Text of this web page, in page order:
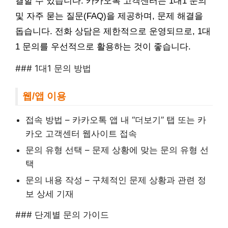
및 자주 묻는 질문(FAQ)을 제공하며, 문제 해결을
돕습니다. 전화 상담은 제한적으로 운영되므로, 1대
1 문의를 우선적으로 활용하는 것이 좋습니다.
### 1대1 문의 방법
웹/앱 이용
접속 방법 – 카카오톡 앱 내 “더보기” 탭 또는 카
카오 고객센터 웹사이트 접속
문의 유형 선택 – 문제 상황에 맞는 문의 유형 선
택
문의 내용 작성 – 구체적인 문제 상황과 관련 정
보 상세 기재
### 단계별 문의 가이드